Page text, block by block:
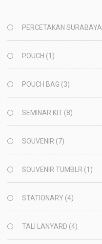
PERCETAKAN SURABAYA
POUCH (1)
POUCH BAG (3)
SEMINAR KIT (8)
SOUVENIR (7)
SOUVENIR TUMBLR (1)
STATIONARY (4)
TALI LANYARD (4)